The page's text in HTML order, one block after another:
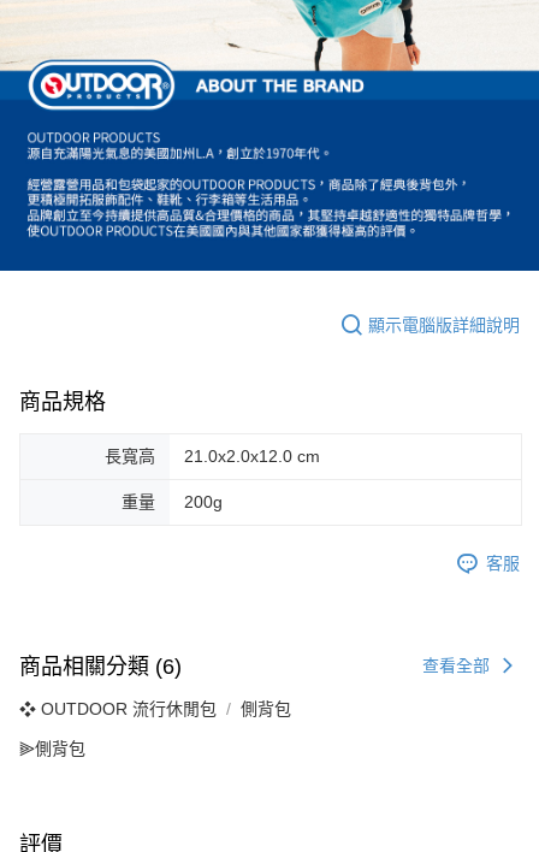
顯示電腦版詳細說明
商品規格
長寬高 21.0x2.0x12.0 cm
重量 200g
客服
商品相關分類 (6) 查看全部
❖ OUTDOOR 流行休閒包 側背包
⫸側背包
評價